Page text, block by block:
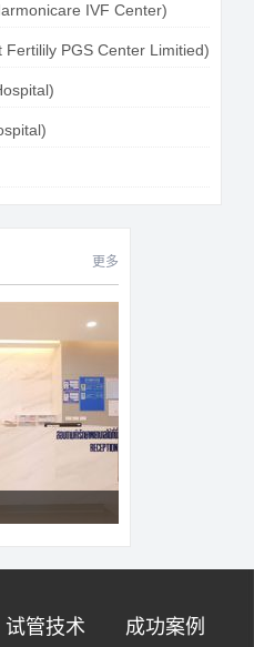
IVF Center)
PGS Center Limitied)
更多
试管技术 成功案例